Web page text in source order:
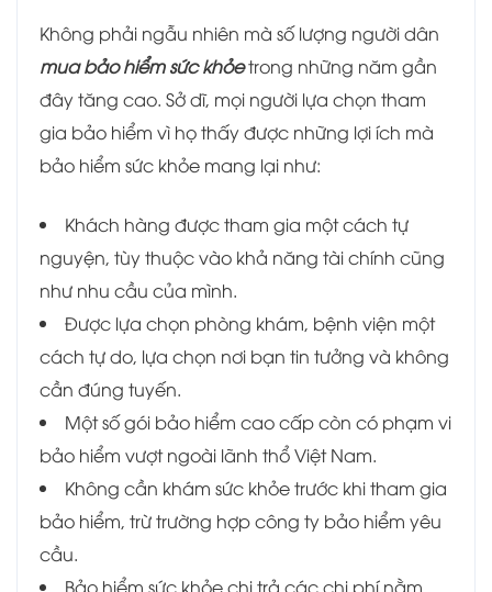
Không phải ngẫu nhiên mà số lượng người dân
mua bảo hiểm sức khỏetrong những năm gần
đây tăng cao. Sở dĩ, mọi người lựa chọn tham
gia bảo hiểm vì họ thấy được những lợi ích mà
bảo hiểm sức khỏe mang lại như:
Khách hàng được tham gia một cách tự
nguyện, tùy thuộc vào khả năng tài chính cũng
như nhu cầu của mình.
Được lựa chọn phòng khám, bệnh viện một
cách tự do, lựa chọn nơi bạn tin tưởng và không
cần đúng tuyến.
Một số gói bảo hiểm cao cấp còn có phạm vi
bảo hiểm vượt ngoài lãnh thổ Việt Nam.
Không cần khám sức khỏe trước khi tham gia
bảo hiểm, trừ trường hợp công ty bảo hiểm yêu
cầu.
Bảo hiểm sức khỏe chi trả các chi phí nằm